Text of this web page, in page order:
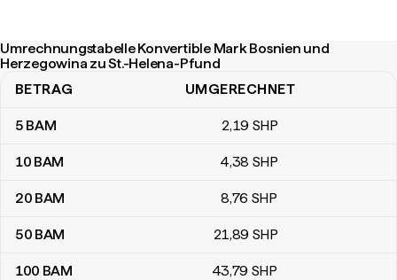
Umrechnungstabelle Konvertible Mark Bosnien und
Herzegowina zu St.-Helena-Pfund
Umrechnungstabelle Konvertible Mark Bosnien und
BETRAG UMGERECHNET
5 BAM 2,19 SHP
10 BAM 4,38 SHP
20 BAM 8,76 SHP
50 BAM 21,89 SHP
100 BAM 43,79 SHP